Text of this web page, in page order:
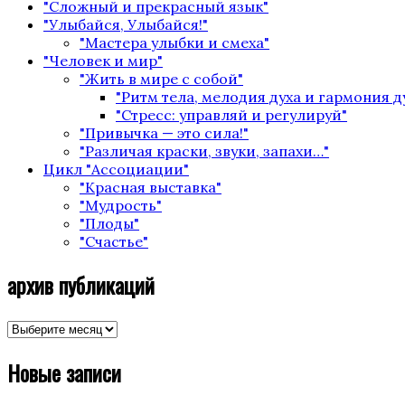
"Сложный и прекрасный язык"
"Улыбайся, Улыбайся!"
"Мастера улыбки и смеха"
"Человек и мир"
"Жить в мире с собой"
"Ритм тела, мелодия духа и гармония
"Стресс: управляй и регулируй"
"Привычка — это сила!"
"Различая краски, звуки, запахи…"
Цикл "Ассоциации"
"Красная выставка"
"Мудрость"
"Плоды"
"Счастье"
архив публикаций
архив
Новые записи